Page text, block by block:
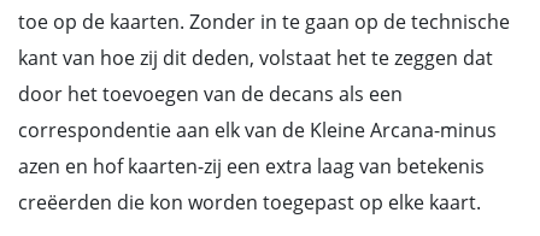
toe op de kaarten. Zonder in te gaan op de technische
kant van hoe zij dit deden, volstaat het te zeggen dat
door het toevoegen van de decans als een
correspondentie aan elk van de Kleine Arcana-minus
azen en hof kaarten-zij een extra laag van betekenis
creëerden die kon worden toegepast op elke kaart.